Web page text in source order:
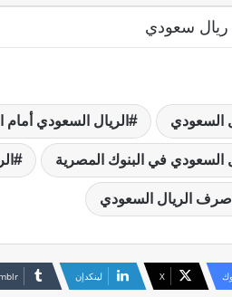
السعودي الريال السعودي
السعودي في البنوك المصرية
الريال السعودي
‫X لينكدإن